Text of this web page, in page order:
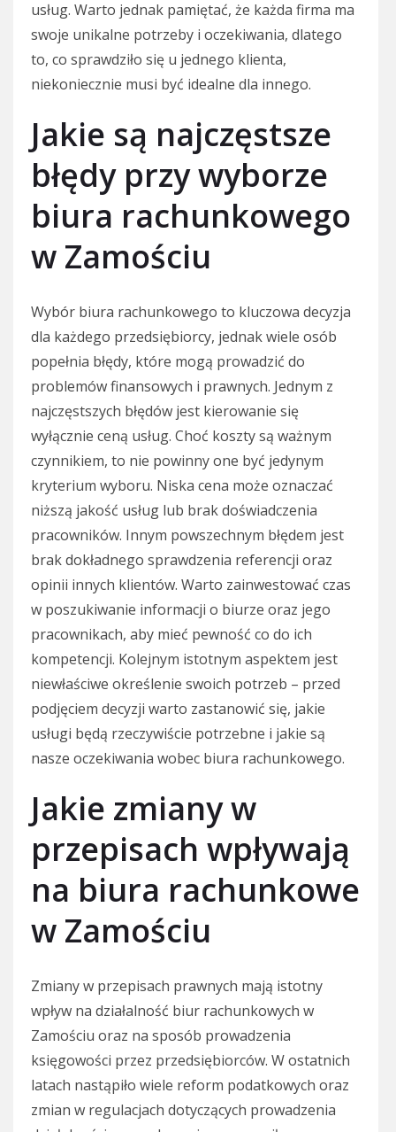
usług. Warto jednak pamiętać, że każda firma ma
swoje unikalne potrzeby i oczekiwania, dlatego
to, co sprawdziło się u jednego klienta,
niekoniecznie musi być idealne dla innego.
Jakie są najczęstsze
błędy przy wyborze
biura rachunkowego
w Zamościu
Wybór biura rachunkowego to kluczowa decyzja
dla każdego przedsiębiorcy, jednak wiele osób
popełnia błędy, które mogą prowadzić do
problemów finansowych i prawnych. Jednym z
najczęstszych błędów jest kierowanie się
wyłącznie ceną usług. Choć koszty są ważnym
czynnikiem, to nie powinny one być jedynym
kryterium wyboru. Niska cena może oznaczać
niższą jakość usług lub brak doświadczenia
pracowników. Innym powszechnym błędem jest
brak dokładnego sprawdzenia referencji oraz
opinii innych klientów. Warto zainwestować czas
w poszukiwanie informacji o biurze oraz jego
pracownikach, aby mieć pewność co do ich
kompetencji. Kolejnym istotnym aspektem jest
niewłaściwe określenie swoich potrzeb – przed
podjęciem decyzji warto zastanowić się, jakie
usługi będą rzeczywiście potrzebne i jakie są
nasze oczekiwania wobec biura rachunkowego.
Jakie zmiany w
przepisach wpływają
na biura rachunkowe
w Zamościu
Zmiany w przepisach prawnych mają istotny
wpływ na działalność biur rachunkowych w
Zamościu oraz na sposób prowadzenia
księgowości przez przedsiębiorców. W ostatnich
latach nastąpiło wiele reform podatkowych oraz
zmian w regulacjach dotyczących prowadzenia